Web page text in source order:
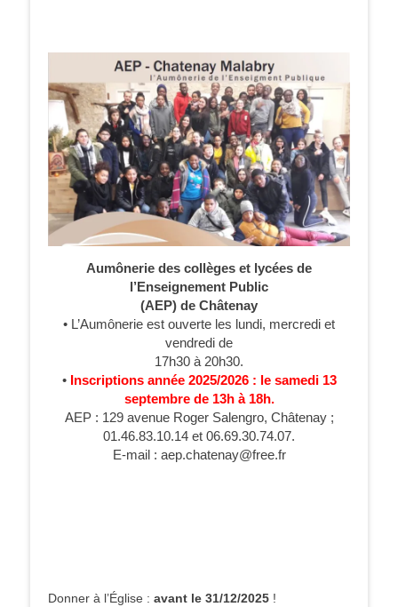
Aumônerie des collèges et lycées de
l’Enseignement Public
(AEP) de Châtenay
• L’Aumônerie est ouverte les lundi, mercredi et
vendredi de
17h30 à 20h30.
• Inscriptions année 2025/2026 : le samedi 13
septembre de 13h à 18h.
AEP : 129 avenue Roger Salengro, Châtenay ;
01.46.83.10.14 et 06.69.30.74.07.
E-mail : aep.chatenay@free.fr
Donner à l’Église : avant le 31/12/2025 !